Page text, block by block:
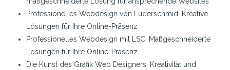
Professionelles Webdesign von Luderschmid: Kreative
Lösungen für Ihre Online-Präsenz
Professionelles Webdesign mit LSC: Maßgeschneiderte
Lösungen für Ihre Online-Präsenz
Die Kunst des Grafik Web Designers: Kreativität und